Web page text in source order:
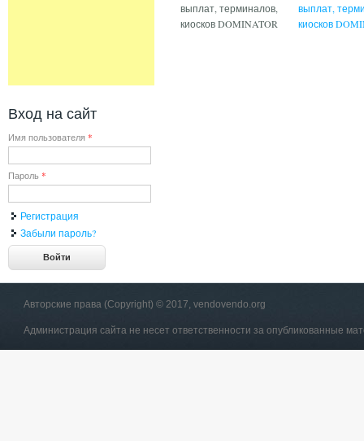
выплат, терминалов,
киосков DOMINATOR
выплат,
киосков
Вход на сайт
Имя пользователя *
Пароль *
Регистрация
Забыли пароль?
Авторские права (Copyright) © 2017, vendovendo.org
Администрация сайта не несет ответственности за опубликованные